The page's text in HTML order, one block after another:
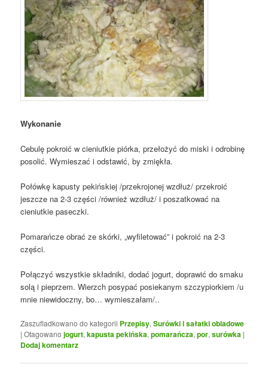
Wykonanie
Cebulę pokroić w cieniutkie piórka, przełożyć do miski i odrobinę
posolić. Wymieszać i odstawić, by zmiękła.
Połówkę kapusty pekińskiej /przekrojonej wzdłuż/ przekroić
jeszcze na 2-3 części /również wzdłuż/ i poszatkować na
cieniutkie paseczki.
Pomarańcze obrać ze skórki, „wyfiletować” i pokroić na 2-3
części.
Połączyć wszystkie składniki, dodać jogurt, doprawić do smaku
solą i pieprzem. Wierzch posypać posiekanym szczypiorkiem /u
mnie niewidoczny, bo… wymieszałam/..
Zaszufladkowano do kategorii Przepisy,Surówki i sałatki obiadowe
|Otagowano jogurt,kapusta pekińska,pomarańcza,por,surówka |
Dodaj komentarz